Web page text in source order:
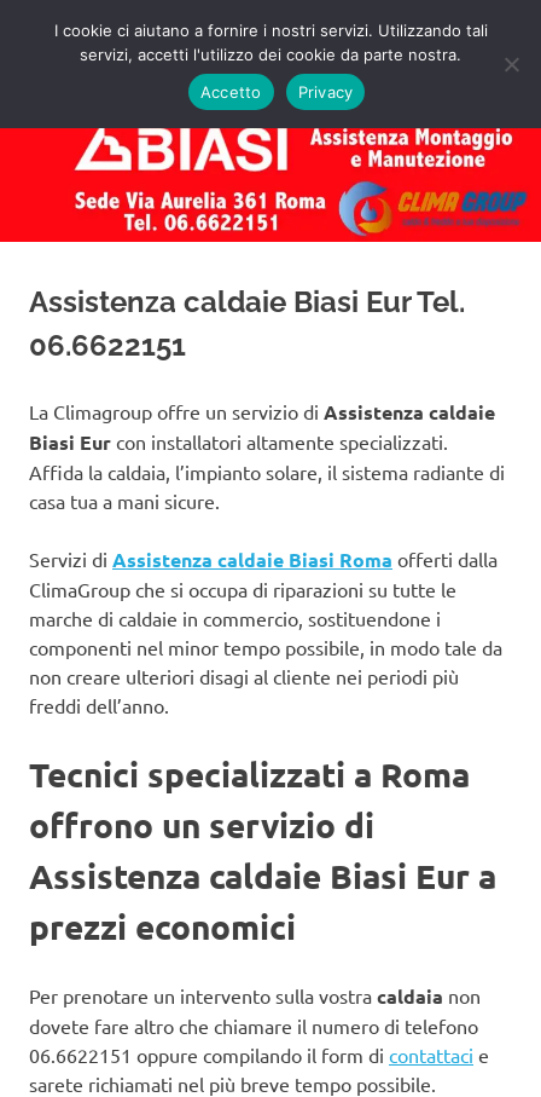
Assistenza
Caldaie
Biasi
Roma
Preventivo!
MENU
Assistenza caldaie Biasi Eur Tel.
06.6622151
La Climagroup offre un servizio di Assistenza caldaie
Biasi Eur con installatori altamente specializzati.
Affida la caldaia, l’impianto solare, il sistema radiante di
casa tua a mani sicure.
Servizi di Assistenza caldaie Biasi Roma offerti dalla
ClimaGroup che si occupa di riparazioni su tutte le
marche di caldaie in commercio, sostituendone i
componenti nel minor tempo possibile, in modo tale da
non creare ulteriori disagi al cliente nei periodi più
freddi dell’anno.
Tecnici specializzati a Roma
offrono un servizio di
Assistenza caldaie Biasi Eur a
prezzi economici
Per prenotare un intervento sulla vostra caldaia non
dovete fare altro che chiamare il numero di telefono
06.6622151 oppure compilando il form di contattaci e
sarete richiamati nel più breve tempo possibile.
I cookie ci aiutano a fornire i nostri servizi. Utilizzando tali
servizi, accetti l'utilizzo dei cookie da parte nostra.
Accetto
Privacy